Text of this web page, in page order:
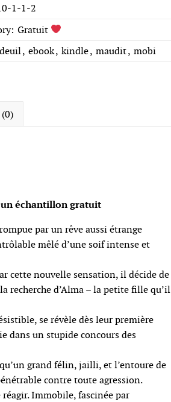
1-1-2
Gratuit
deuil, ebook, kindle, maudit, mobi
un échantillon gratuit
par un rêve aussi étrange
mêlé d’une soif intense et
cette nouvelle sensation, il décide de
recherche d’Alma – la petite fille qu’il
se révèle dès leur première
dans un stupide concours des
grand félin, jailli, et l’entoure de
contre toute agression.
Immobile, fascinée par